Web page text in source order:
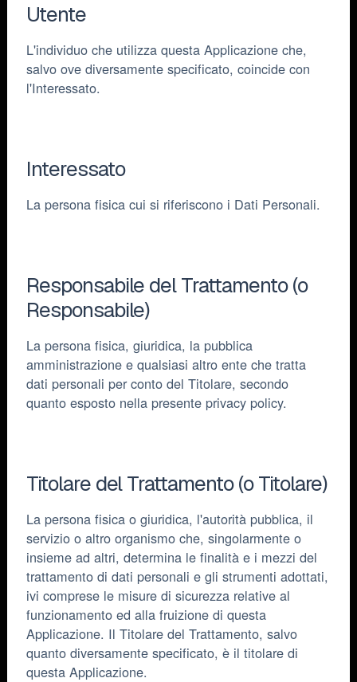
Utente
L'individuo che utilizza questa Applicazione che,
salvo ove diversamente specificato, coincide con
l'Interessato.
Interessato
La persona fisica cui si riferiscono i Dati Personali.
Responsabile del Trattamento (o
Responsabile)
La persona fisica, giuridica, la pubblica
amministrazione e qualsiasi altro ente che tratta
dati personali per conto del Titolare, secondo
quanto esposto nella presente privacy policy.
Titolare del Trattamento (o Titolare)
La persona fisica o giuridica, l'autorità pubblica, il
servizio o altro organismo che, singolarmente o
insieme ad altri, determina le finalità e i mezzi del
trattamento di dati personali e gli strumenti adottati,
ivi comprese le misure di sicurezza relative al
funzionamento ed alla fruizione di questa
Applicazione. Il Titolare del Trattamento, salvo
quanto diversamente specificato, è il titolare di
questa Applicazione.